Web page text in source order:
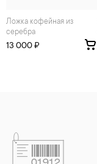
Ложка кофейная из
серебра
13 000 ₽